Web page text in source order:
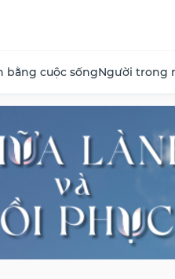
bằng cuộc sốngNgười trong